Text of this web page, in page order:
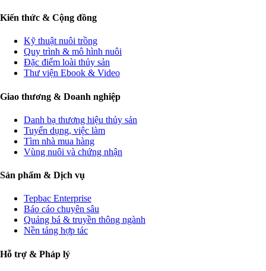
Kiến thức & Cộng đồng
Kỹ thuật nuôi trồng
Quy trình & mô hình nuôi
Đặc điểm loài thủy sản
Thư viện Ebook & Video
Giao thương & Doanh nghiệp
Danh bạ thương hiệu thủy sản
Tuyển dụng, việc làm
Tìm nhà mua hàng
Vùng nuôi và chứng nhận
Sản phẩm & Dịch vụ
Tepbac Enterprise
Báo cáo chuyên sâu
Quảng bá & truyền thông ngành
Nền tảng hợp tác
Hỗ trợ & Pháp lý